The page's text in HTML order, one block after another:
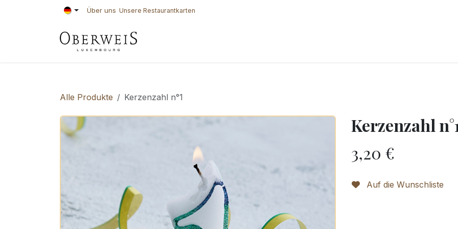
Zum Inhalt springen Über uns Unsere Restaurantkarten
Alle Produkte Kerzenzahl n°1
Kerzenzahl
3,20 €
Auf die Wunschliste